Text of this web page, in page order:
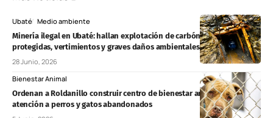
Ubaté Medio ambiente
Minería ilegal en Ubaté: hallan explotación de carbón en zonas
protegidas, vertimientos y graves daños ambientales
28 Junio, 2026
Bienestar Animal
Ordenan a Roldanillo construir centro de bienestar animal y fortalecer
atención a perros y gatos abandonados